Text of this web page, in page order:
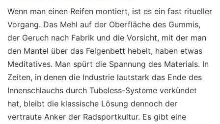
Wenn man einen Reifen montiert, ist es ein fast ritueller
Vorgang. Das Mehl auf der Oberfläche des Gummis,
der Geruch nach Fabrik und die Vorsicht, mit der man
den Mantel über das Felgenbett hebelt, haben etwas
Meditatives. Man spürt die Spannung des Materials. In
Zeiten, in denen die Industrie lautstark das Ende des
Innenschlauchs durch Tubeless-Systeme verkündet
hat, bleibt die klassische Lösung dennoch der
vertraute Anker der Radsportkultur. Es gibt eine